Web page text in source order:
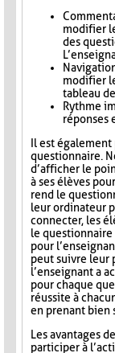
modifier
des
modifier
tableau
Rythme
réponses
Il est
questionnaire.
d’afficher le
à ses élèves
rend le
leur ordinateur
connecter, les
le
pour
peut suivre leur
l’enseignant a
pour chaque
réussite à
en prenant bien
Les avantages
participer à